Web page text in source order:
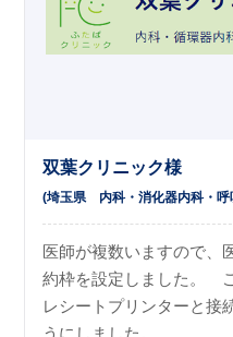
双葉クリニック様
(埼玉県 内科 消化器内科 呼
医師が複数いますので、
約枠を設定しました。
レシートプリンターと接
うにしました。